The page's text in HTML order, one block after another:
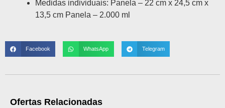
Medidas individuais: Panela – 22 cm x 24,5 cm x
13,5 cm Panela – 2.000 ml
Facebook WhatsApp Telegram
Ofertas Relacionadas